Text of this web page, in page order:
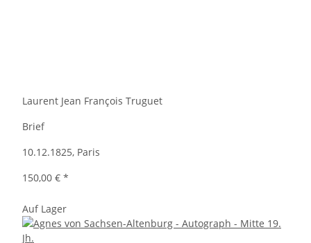
Laurent Jean François Truguet
Brief
10.12.1825, Paris
150,00 € *
Auf Lager